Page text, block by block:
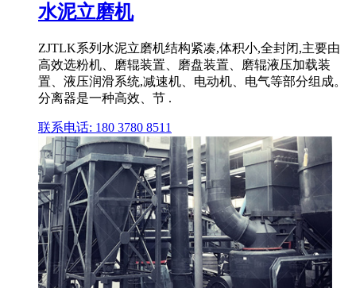
水泥立磨机
ZJTLK系列水泥立磨机结构紧凑,体积小,全封闭,主要由
高效选粉机、磨辊装置、磨盘装置、磨辊液压加载装
置、液压润滑系统,减速机、电动机、电气等部分组成。
分离器是一种高效、节 .
联系电话: 180 3780 8511